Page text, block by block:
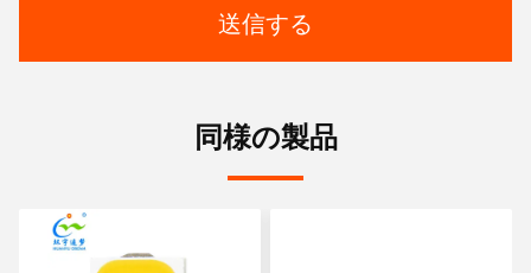
送信する
同様の製品